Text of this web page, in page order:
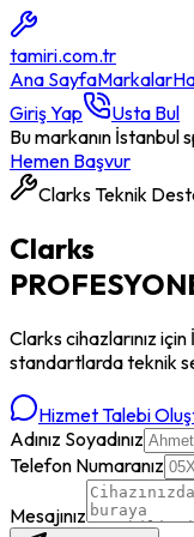
tamiri.com.tr
Ana SayfaMarkalar
Giriş Yap
Usta Bul
Bu markanın İstanbul
Hemen Başvur
ClarksTeknik
Clarks
Clarkscihazlarınız
standartlarda teknik
Hizmet Talebi
Adınız Soyadınız
Telefon Numaranız
Mesajınız